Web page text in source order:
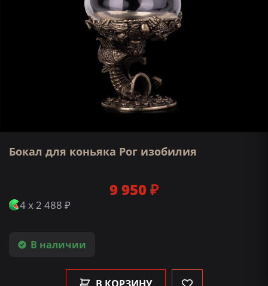
Бокал для коньяка Рог изобилия
В наличии
9 950 ₽
4 x 2 488 ₽